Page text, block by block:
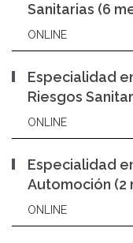
Sanitarias (6
ONLINE
Especialidad
Riesgos
ONLINE
Especialidad
Automoción (2
ONLINE